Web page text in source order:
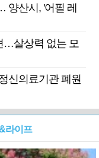
양산시, '어필 레
…살상력 없는 모
신의료기관 폐원
라이프